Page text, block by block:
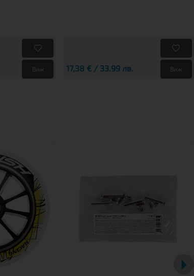
Виж 17,38 € / 33.99 лв. Виж